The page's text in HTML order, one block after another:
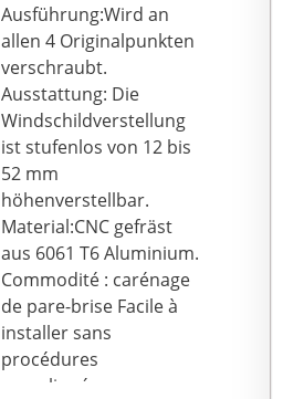
gezeigt. Größe: wie die
Abbildungen gezeigt.
★【Rechtzeitiger After-
Sales-Service】 Wenn
Sie Fragen zu diesem
Produkt haben, können
Sie sich gerne an uns
wenden. Wir werden
unser Bestes tun, um
Ihnen einen besseren
Service zu bieten.
Ausführung:Wird an
allen 4 Originalpunkten
verschraubt.
Ausstattung: Die
Windschildverstellung
ist stufenlos von 12 bis
52 mm
höhenverstellbar.
Material:CNC gefräst
aus 6061 T6 Aluminium.
Commodité : carénage
de pare-brise Facile à
installer sans
procédures
compliquées.